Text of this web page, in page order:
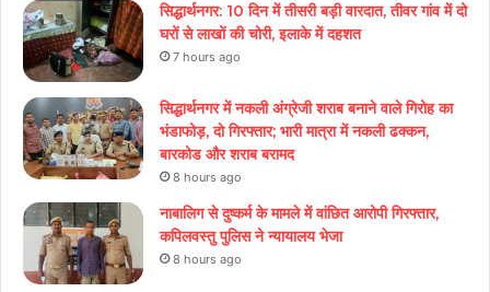
सिद्धार्थनगर: 10 दिन में तीसरी बड़ी वारदात, तीवर गांव में दो
घरों से लाखों की चोरी, इलाके में दहशत
7 hours ago
सिद्धार्थनगर में नकली अंग्रेजी शराब बनाने वाले गिरोह का
भंडाफोड़, दो गिरफ्तार; भारी मात्रा में नकली ढक्कन,
बारकोड और शराब बरामद
8 hours ago
नाबालिग से दुष्कर्म के मामले में वांछित आरोपी गिरफ्तार,
कपिलवस्तु पुलिस ने न्यायालय भेजा
8 hours ago